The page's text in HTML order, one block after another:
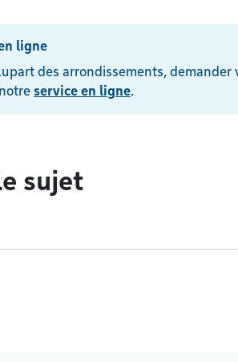
ligne
des arrondissements, demander
service en ligne.
sujet